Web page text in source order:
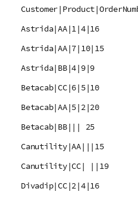
Astrida|AA|1|4|16
Astrida|AA|7|10|15
Astrida|BB|4|9|9
Betacab|CC|6|5|10
Betacab|AA|5|2|20
Betacab|BB||| 25
Canutility|AA|||15
Canutility|CC| ||19
Divadip|CC|2|4|16